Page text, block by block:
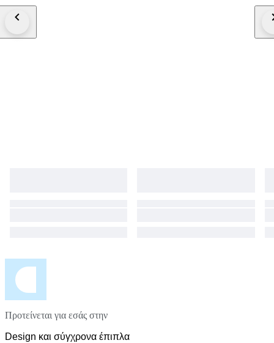
Προτείνεται για εσάς στην
Design και σύγχρονα έπιπλα